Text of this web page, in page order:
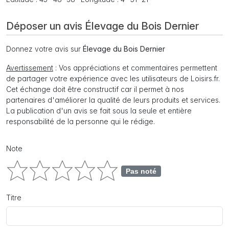
Déposer un avis Élevage du Bois Dernier
Donnez votre avis sur Élevage du Bois Dernier
Avertissement : Vos appréciations et commentaires permettent
de partager votre expérience avec les utilisateurs de Loisirs.fr.
Cet échange doit être constructif car il permet à nos
partenaires d'améliorer la qualité de leurs produits et services.
La publication d'un avis se fait sous la seule et entière
responsabilité de la personne qui le rédige.
Note
Pas noté
Titre